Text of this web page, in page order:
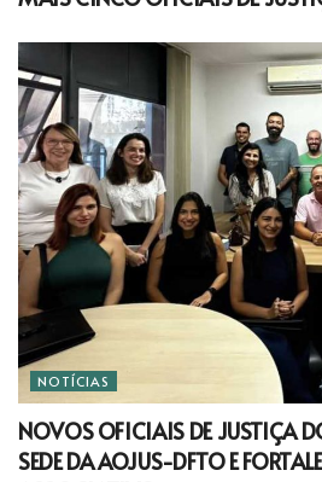
NOTÍCIAS
NOVOS OFICIAIS DE JUSTIÇA
SEDE DA AOJUS-DFTO E